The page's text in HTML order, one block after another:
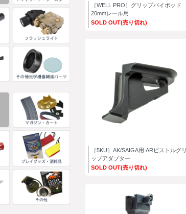
［WELL PRO］グリップバイポッド
20mmレール用
SOLD OUT(売り切れ)
［5KU］AK/SAIGA用 ARピストルグリ
ップアダプター
SOLD OUT(売り切れ)